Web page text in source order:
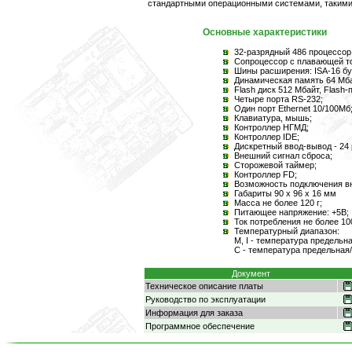
стандартными операционными системами,
Основные характеристики
32-разрядный 486
Сопроцессор с плавающей
Шины расширения: ISA-16
Динамическая память 64
Flash диск 512 Мбайт,
Четыре порта RS-232;
Один порт Ethernet 10/100Мб;
Клавиатура, мышь;
Контроллер НГМД;
Контроллер IDE;
Дискретный ввод-вывод -
Внешний сигнал сброса;
Сторожевой таймер;
Контроллер FD;
Возможность подключения
Габариты 90 x 96 x 16 мм
Масса не более 120 г;
Питающее напряжение: +5В;
Ток потребления не более
Температурный диапазон:
M, I - температура
С - температура
Документ
Техническое описание платы
Руководство по эксплуатации
Информация для заказа
Программное обеспечение